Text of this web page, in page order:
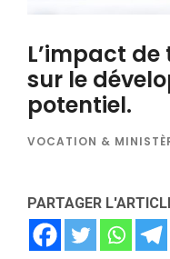
L’impact
sur le
potentiel.
VOCATION &
PARTAGER